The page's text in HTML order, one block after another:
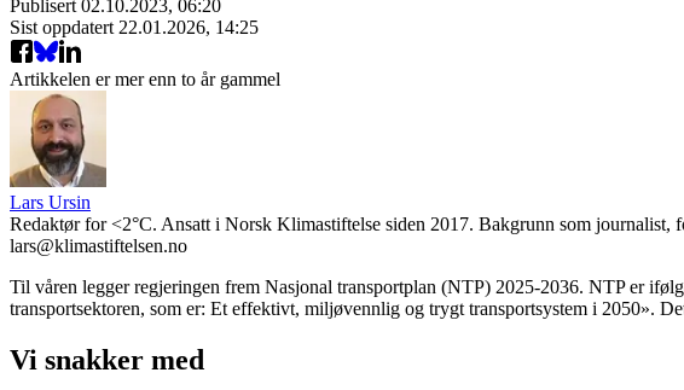
Publisert 02.10.2023, 06:20
Sist oppdatert 22.01.2026, 14:25
Artikkelen er mer enn to år gammel
Lars Ursin
Redaktør for <2°C. Ansatt i Norsk Klimastiftelse siden 2017. Bakgrunn som
lars@klimastiftelsen.no
Til våren legger regjeringen frem Nasjonal transportplan (NTP) 2025-2036. NTP er
transportsektoren, som er: Et effektivt, miljøvennlig og trygt transportsystem i 2050».
Vi snakker med